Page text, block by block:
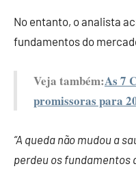
No entanto, o analista
fundamentos do
Veja também:As 7
promissoras para
“A queda não mudou a
perdeu os fundamentos